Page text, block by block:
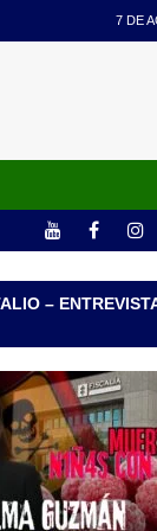
7 DE
–